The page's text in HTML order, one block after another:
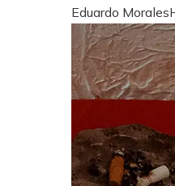
Eduardo Morales